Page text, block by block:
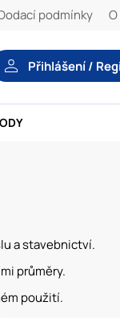
podmínky
Přihlášení /
a stavebnictví.
průměry.
použití.